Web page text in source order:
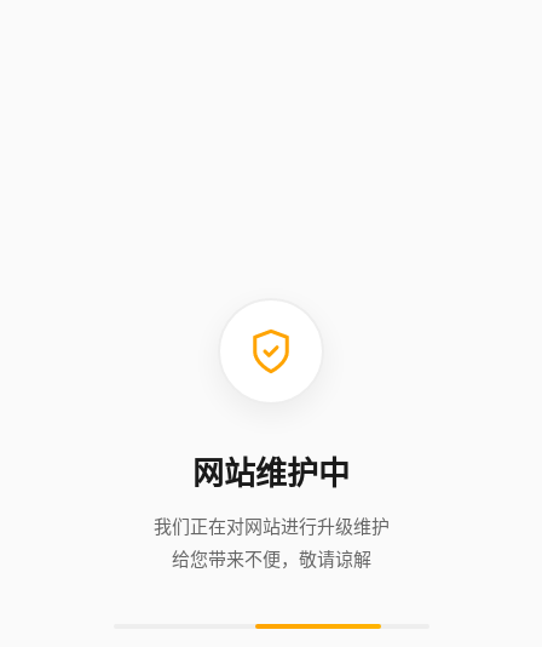
网站维护中
我们正在对网站进行升级维护
给您带来不便，敬请谅解